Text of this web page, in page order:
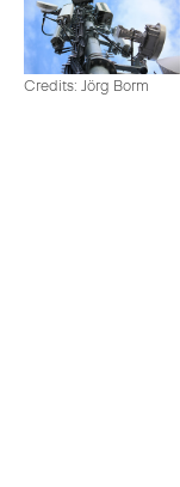
Credits: Jörg Borm